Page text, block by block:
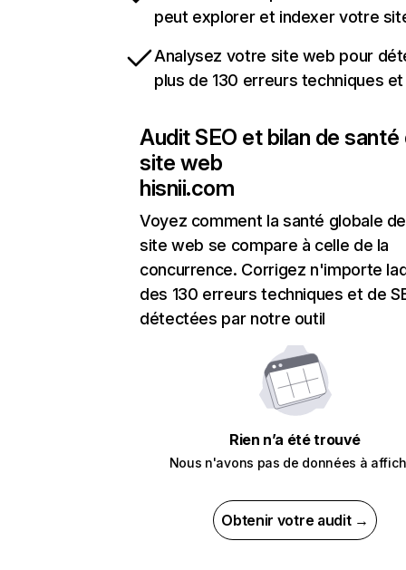
peut explorer et indexer votre
Analysez votre site web pour
plus de 130 erreurs techniques et
Audit SEO et bilan de santé
site web
hisnii.com
Voyez comment la santé globale
site web se compare à celle de la
concurrence. Corrigez n'importe
des 130 erreurs techniques et de
détectées par notre outil
Rien n’a été trouvé
Nous n'avons pas de données à
Obtenir votre audit →